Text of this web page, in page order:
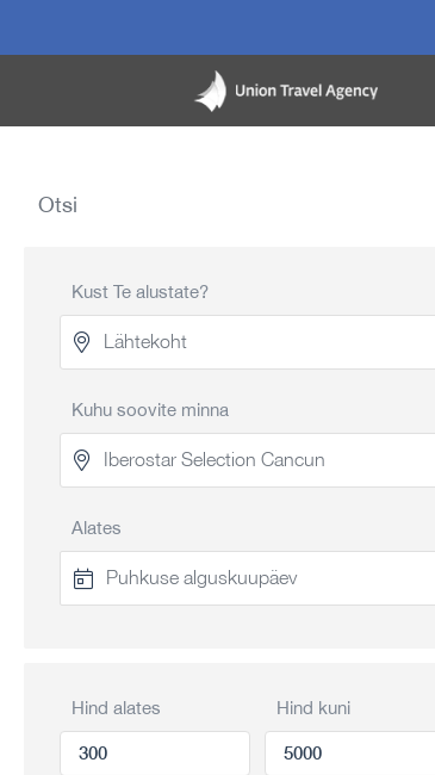
Otsi
Kust Te alustate?
Kuhu soovite minna
Alates
Hind alates Hind kuni